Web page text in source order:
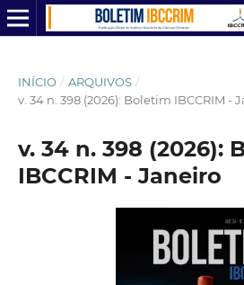
INÍCIO / ARQUIVOS /
v. 34 n. 398 (2026): Boletim IBCCRIM -
v. 34 n. 398 (2026):
IBCCRIM - Janeiro